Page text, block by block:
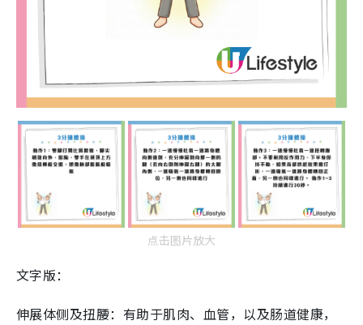
点击图片放大
文字版：
伸展体侧及扭腰：有助于肌肉、血管，以及肠道健康，